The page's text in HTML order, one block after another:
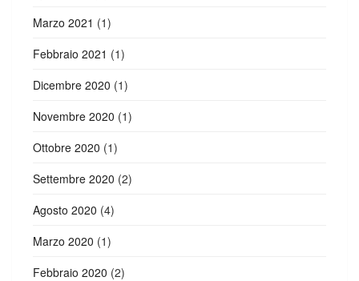
Marzo 2021 (1)
Febbraio 2021 (1)
Dicembre 2020 (1)
Novembre 2020 (1)
Ottobre 2020 (1)
Settembre 2020 (2)
Agosto 2020 (4)
Marzo 2020 (1)
Febbraio 2020 (2)